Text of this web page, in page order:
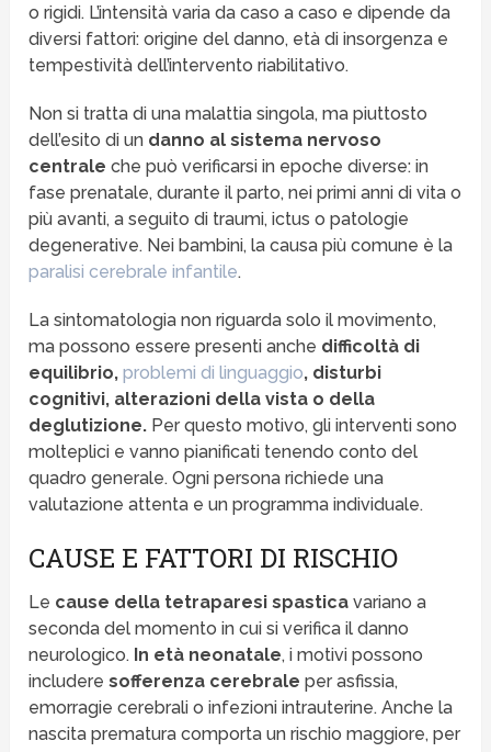
o rigidi. L’intensità varia da caso a caso e dipende da
diversi fattori: origine del danno, età di insorgenza e
tempestività dell’intervento riabilitativo.
Non si tratta di una malattia singola, ma piuttosto
dell’esito di un danno al sistema nervoso
centrale che può verificarsi in epoche diverse: in
fase prenatale, durante il parto, nei primi anni di vita o
più avanti, a seguito di traumi, ictus o patologie
degenerative. Nei bambini, la causa più comune è la
paralisi cerebrale infantile.
La sintomatologia non riguarda solo il movimento,
ma possono essere presenti anche difficoltà di
equilibrio,problemi di linguaggio, disturbi
cognitivi, alterazioni della vista o della
deglutizione. Per questo motivo, gli interventi sono
molteplici e vanno pianificati tenendo conto del
quadro generale. Ogni persona richiede una
valutazione attenta e un programma individuale.
CAUSE E FATTORI DI RISCHIO
Le cause della tetraparesi spastica variano a
seconda del momento in cui si verifica il danno
neurologico. In età neonatale, i motivi possono
includeresofferenza cerebrale per asfissia,
emorragie cerebrali o infezioni intrauterine. Anche la
nascita prematura comporta un rischio maggiore, per